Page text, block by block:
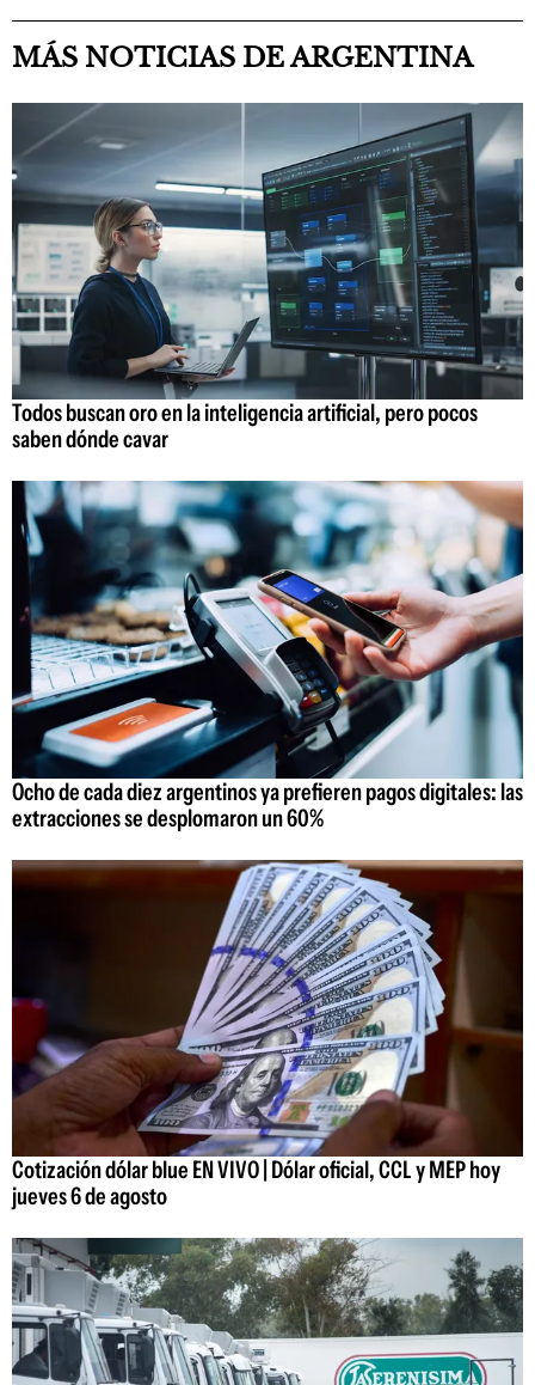
MÁS NOTICIAS DE ARGENTINA
Todos buscan oro en la inteligencia artificial, pero pocos
saben dónde cavar
Ocho de cada diez argentinos ya prefieren pagos digitales: las
extracciones se desplomaron un 60%
Cotización dólar blue EN VIVO | Dólar oficial, CCL y MEP hoy
jueves 6 de agosto